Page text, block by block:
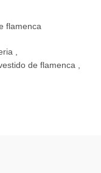
flamenca
,
de flamenca ,